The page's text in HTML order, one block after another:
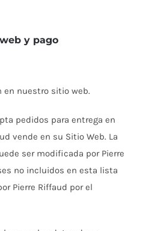
y pago
en nuestro sitio web.
pedidos para entrega en
vende en su Sitio Web. La
ser modificada por Pierre
no incluidos en esta lista
Pierre Riffaud por el